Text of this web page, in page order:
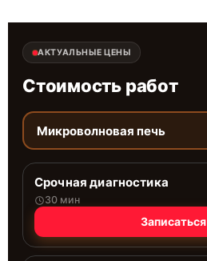
АКТУАЛЬНЫЕ ЦЕНЫ
Стоимость работ
Микроволновая печь
Срочная диагностика
30 мин
Записаться